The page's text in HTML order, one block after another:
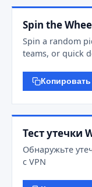
Spin the
Spin a random
teams, or quick
Тест утечки
Обнаружьте
с VPN